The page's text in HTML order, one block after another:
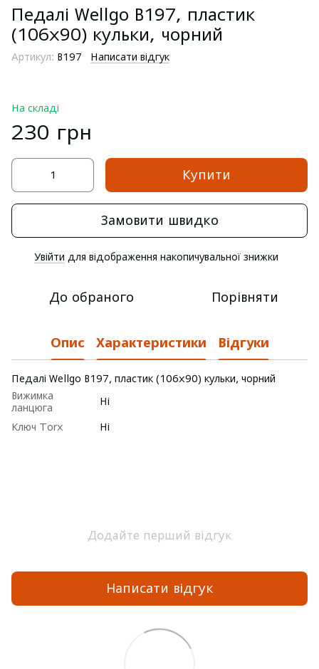
Педалі Wellgo B197, пластик
(106x90) кульки, чорний
Артикул: B197 Написати відгук
На складі
230 грн
Купити
Замовити швидко
Увійти для відображення накопичувальної знижки
До обраного Порівняти
Опис Характеристики Відгуки
Педалі Wellgo B197, пластик (106x90) кульки, чорний
Вижимка
ланцюга
Ні
Ключ Torx Ні
Додайте перший відгук
Написати відгук